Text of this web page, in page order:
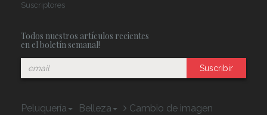
Suscriptores
Todos nuestros artículos recientes
en el boletín semanal!
Suscribir
Peluquería Belleza
Cambio de imagen